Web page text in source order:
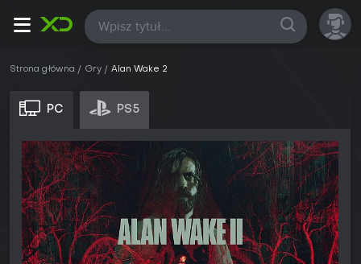
Wszystkie
Strona główna Gry Alan Wake 2
PC PS5